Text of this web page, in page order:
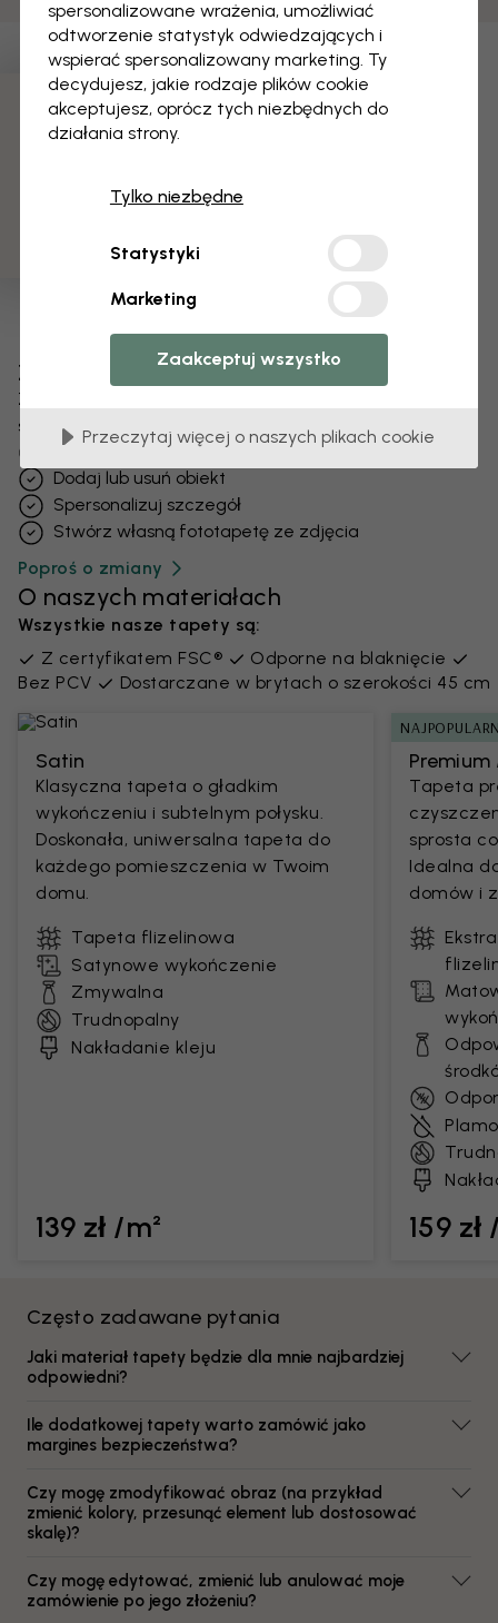
Zmień swoją tapetę
Zespół projektantów dostosuje każdy motyw
specjalnie dla Ciebie.
Zmień rozmiar lub kolory
Dodaj lub usuń obiekt
Spersonalizuj szczegół
Stwórz własną fototapetę ze zdjęcia
Poproś o zmiany
O naszych materiałach
Wszystkie nasze tapety są:
Z certyfikatem FSC®
Odporne na blaknięcie
Bez PCV
Dostarczane w brytach o szerokości 45 cm
Satin
Klasyczna tapeta o gładkim
wykończeniu i subtelnym połysku.
Doskonała, uniwersalna tapeta do
każdego pomieszczenia w Twoim
domu.
Tapeta flizelinowa
Satynowe wykończenie
Zmywalna
Trudnopalny
Nakładanie kleju
139 zł /m²
Tapeta
sprosta
Idealna
domów i
159 zł
Często zadawane pytania
Jaki materiał tapety będzie dla mnie najbardziej
odpowiedni?
Ile dodatkowej tapety warto zamówić jako
margines bezpieczeństwa?
Czy mogę zmodyfikować obraz (na przykład
zmienić kolory, przesunąć element lub dostosować
skalę)?
Czy mogę edytować, zmienić lub anulować moje
zamówienie po jego złożeniu?
spersonalizowane wrażenia, umożliwiać
odtworzenie statystyk odwiedzających i
wspierać spersonalizowany marketing. Ty
decydujesz, jakie rodzaje plików cookie
akceptujesz, oprócz tych niezbędnych do
działania strony.
Tylko niezbędne
Statystyki
Marketing
Zaakceptuj wszystko
Przeczytaj więcej o naszych plikach cookie